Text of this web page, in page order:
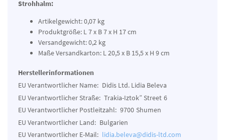
Strohhalm:
Artikelgewicht: 0,07 kg
Produktgröße: L 7 x B 7 x H 17 cm
Versandgewicht: 0,2 kg
Maße Versandkarton: L 20,5 x B 15,5 x H 9 cm
Herstellerinformationen
EU Verantwortlicher Name: Didis Ltd. Lidia Beleva
EU Verantwortlicher Straße: Trakia-Iztok” Street 6
EU Verantwortlicher Postleitzahl: 9700 Shumen
EU Verantwortlicher Land: Bulgarien
EU Verantwortlicher E-Mail: lidia.beleva@didis-ltd.com